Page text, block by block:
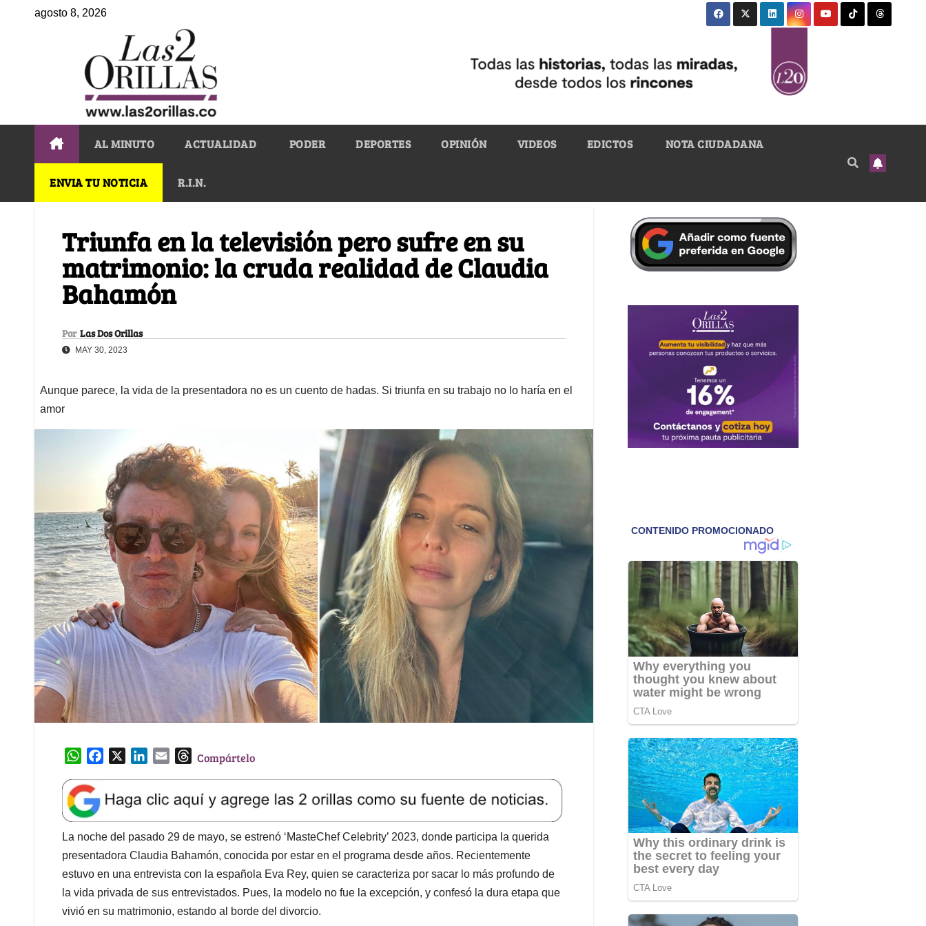
agosto 8, 2026
AL MINUTO ACTUALIDAD PODER DEPORTES OPINIÓN VIDEOS EDICTOS NOTA CIUDADANA
ENVIA TU NOTICIA R.I.N.
Triunfa en la televisión pero sufre en su
matrimonio: la cruda realidad de Claudia
Bahamón
Por Las Dos Orillas
MAY 30, 2023
Aunque parece, la vida de la presentadora no es un cuento de hadas. Si triunfa en su trabajo no lo haría en el
amor
W
a
t
s
A
p
p
e
b
o
o
k
k
e
d
I
n
l
T
e
a
d
s
Compártelo
La noche del pasado 29 de mayo, se estrenó ‘MasteChef Celebrity’ 2023, donde participa la querida
presentadora Claudia Bahamón, conocida por estar en el programa desde años. Recientemente
estuvo en una entrevista con la española Eva Rey, quien se caracteriza por sacar lo más profundo de
la vida privada de sus entrevistados. Pues, la modelo no fue la excepción, y confesó la dura etapa que
vivió en su matrimonio, estando al borde del divorcio.